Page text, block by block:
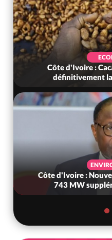
Côte d'Ivoire :
définitivement
Côte d'Ivoire :
743 MW